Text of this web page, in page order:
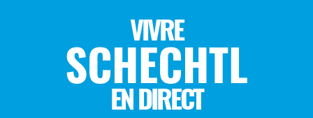
VIVRE
SCHECHTL
EN DIRECT